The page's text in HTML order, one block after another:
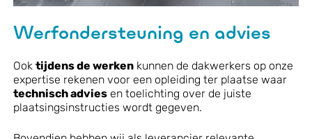
Werfondersteuning en advies
Ook tijdens de werkenkunnen de dakwerkers op onze
expertise rekenen voor een opleiding ter plaatse waar
technisch adviesen toelichting over de juiste
plaatsingsinstructies wordt gegeven.